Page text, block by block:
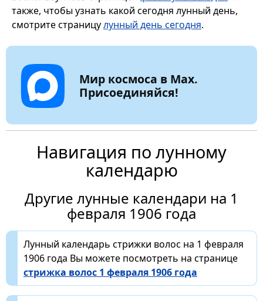
также, чтобы узнать какой сегодня лунный день,
смотрите страницулунный день сегодня.
Мир космоса в Max.
Присоединяйся!
Навигация по лунному
календарю
Другие лунные календари на 1
февраля 1906 года
Лунный календарь стрижки волос на 1 февраля
1906 года Вы можете посмотреть на странице
стрижка волос 1 февраля 1906 года